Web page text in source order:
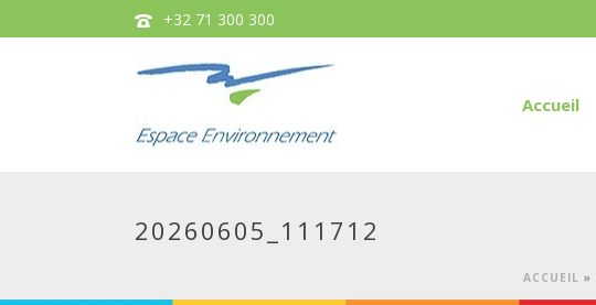
+32 71 300 300
Accueil
20260605_111712
ACCUEIL »